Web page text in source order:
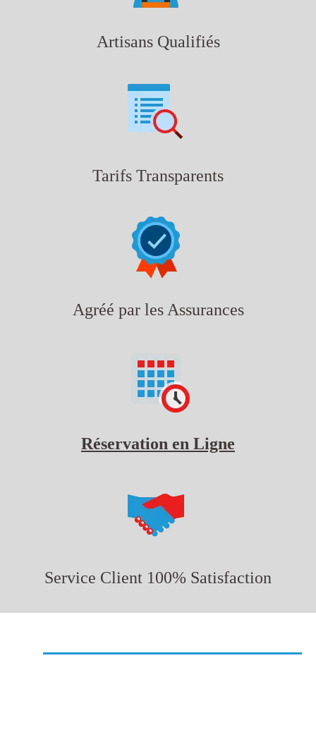
Artisans Qualifiés
Tarifs Transparents
Agréé par les Assurances
Réservation en Ligne
Service Client 100% Satisfaction